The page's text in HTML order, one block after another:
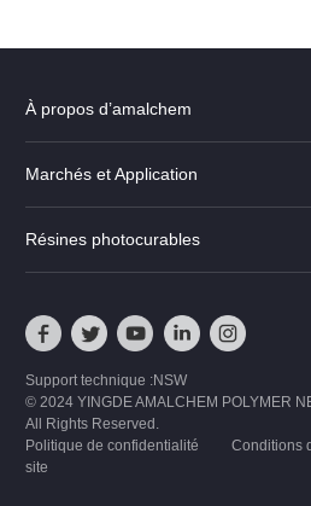
À propos d’amalchem
Marchés et Application
Résines photocurables
Support technique :NSW
© 2024 YINGDE AMALCHEM POLYMER
All Rights Reserved.
Politique de confidentialité
Conditions
site